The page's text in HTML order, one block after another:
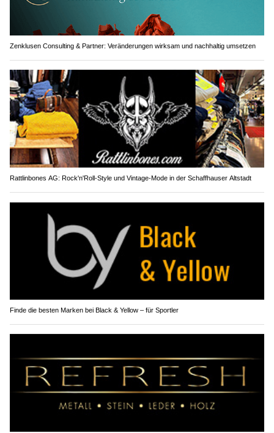
Zenklusen Consulting & Partner: Veränderungen wirksam und nachhaltig umsetzen
Rattlinbones AG: Rock'n'Roll-Style und Vintage-Mode in der Schaffhauser Altstadt
Finde die besten Marken bei Black & Yellow – für Sportler